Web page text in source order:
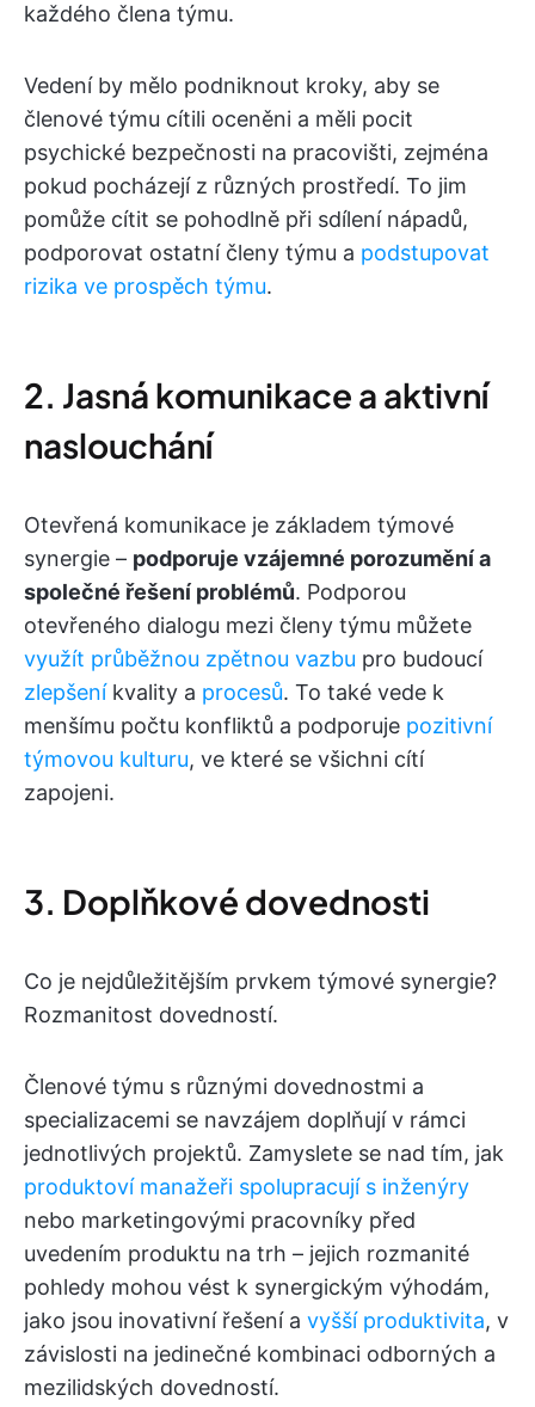
každého člena týmu.
Vedení by mělo podniknout kroky, aby se
členové týmu cítili oceněni a měli pocit
psychické bezpečnosti na pracovišti, zejména
pokud pocházejí z různých prostředí. To jim
pomůže cítit se pohodlně při sdílení nápadů,
podporovat ostatní členy týmu a podstupovat
rizika ve prospěch týmu.
2. Jasná komunikace a aktivní
naslouchání
Otevřená komunikace je základem týmové
synergie – podporuje vzájemné porozumění a
společné řešení problémů. Podporou
otevřeného dialogu mezi členy týmu můžete
využít průběžnou zpětnou vazbu pro budoucí
zlepšeníkvality a procesů. To také vede k
menšímu počtu konfliktů a podporuje pozitivní
týmovou kulturu, ve které se všichni cítí
zapojeni.
3. Doplňkové dovednosti
Co je nejdůležitějším prvkem týmové synergie?
Rozmanitost dovedností.
Členové týmu s různými dovednostmi a
specializacemi se navzájem doplňují v rámci
jednotlivých projektů. Zamyslete se nad tím, jak
produktoví manažeři spolupracují s inženýry
nebo marketingovými pracovníky před
uvedením produktu na trh – jejich rozmanité
pohledy mohou vést k synergickým výhodám,
jako jsou inovativní řešení a vyšší produktivita, v
závislosti na jedinečné kombinaci odborných a
mezilidských dovedností.